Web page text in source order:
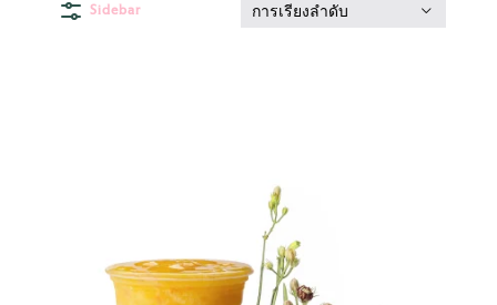
Sidebar การเรียงลำดับ